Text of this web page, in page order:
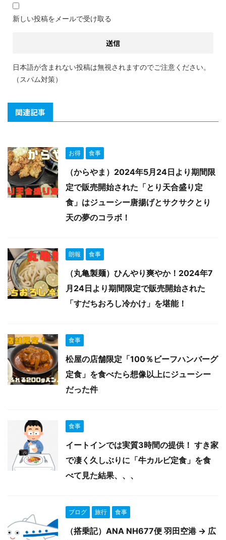
新しい投稿をメールで受け取る
日本語が含まれない投稿は無視されますのでご注意ください。
（スパム対策）
関連記事
お得 食事
（からやま）2024年5月24日より期間限
定で販売開始された「とり天合盛り定
食」はジューシー唐揚げとサクサクとり
天の夢のコラボ！
朗報 食事
（丸亀製麺）ひんやり爽やか！2024年7
月24日より期間限定で販売開始された
「すだちおろし冷かけ」を堪能！
食事
松屋の店舗限定「100％ビーフハンバーグ
定食」を食べたら想像以上にジューシー
だった件
食事
イートインでは実質3時間の提供！ すき家
で凄く久しぶりに「牛カルビ定食」を食
べて見た結果、、、
ブログ 旅行 食事
（搭乗記）ANA NH677便 羽田空港 → 広